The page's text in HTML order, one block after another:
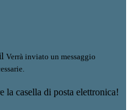
Verrà inviato un messaggio
la casella di posta elettronica!